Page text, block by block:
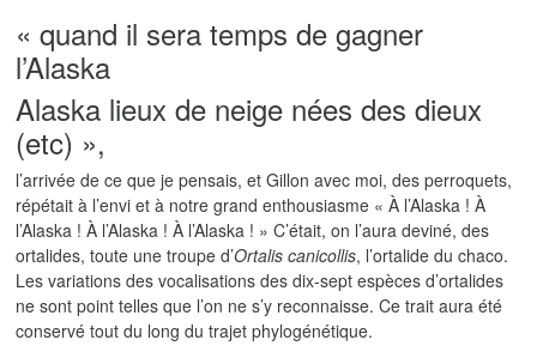
« quand il sera temps de gagner
l’Alaska
Alaska lieux de neige nées des dieux
(etc) »,
l’arrivée de ce que je pensais, et Gillon avec moi, des perroquets,
répétait à l’envi et à notre grand enthousiasme « À l’Alaska ! À
l’Alaska ! À l’Alaska ! À l’Alaska ! » C’était, on l’aura deviné, des
ortalides, toute une troupe d’Ortalis canicollis, l’ortalide du chaco.
Les variations des vocalisations des dix-sept espèces d’ortalides
ne sont point telles que l’on ne s’y reconnaisse. Ce trait aura été
conservé tout du long du trajet phylogénétique.